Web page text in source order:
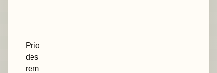
Priorisation
des
remarques